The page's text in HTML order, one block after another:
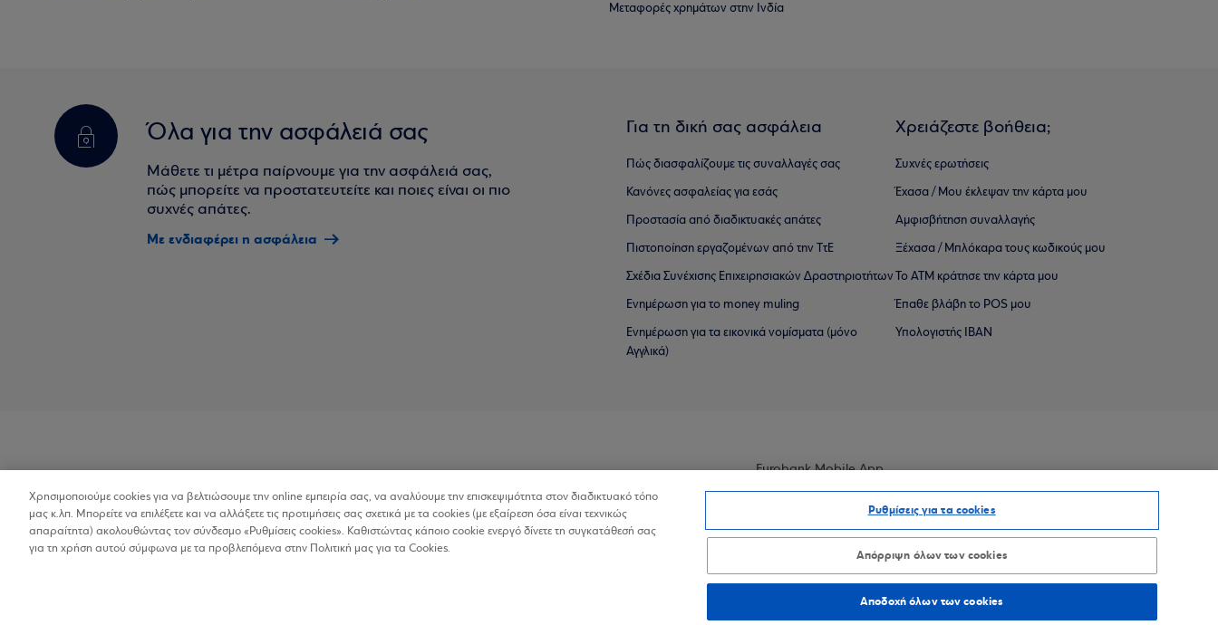
Μεταφορές χρημάτων στην Ινδία
Όλα για την ασφάλειά σας
Μάθετε τι μέτρα παίρνουμε για την ασφάλειά σας,
πώς μπορείτε να προστατευτείτε και ποιες είναι οι πιο
συχνές απάτες.
Με ενδιαφέρει η ασφάλεια
Για τη δική σας ασφάλεια
Πώς διασφαλίζουμε τις συναλλαγές σας
Κανόνες ασφαλείας για εσάς
Προστασία από διαδικτυακές απάτες
Πιστοποίηση εργαζομένων από την ΤτΕ
Σχέδια Συνέχισης Επιχειρησιακών ∆ραστηριοτήτων
Ενημέρωση για το money muling
Ενημέρωση για τα εικονικά νομίσματα (μόνο
Αγγλικά)
Χρειάζεστε βοήθεια;
Συχνές ερωτήσεις
Έχασα / Μου έκλεψαν την κάρτα μου
Αμφισβήτηση συναλλαγής
Ξέχασα / Μπλόκαρα τους κωδικούς μου
Το ΑΤΜ κράτησε την κάρτα μου
Έπαθε βλάβη το POS μου
Υπολογιστής IBAN
Προσβασιμότητα
Eurobank Mobile App
Πολιτική Cookies
Χρησιμοποιούμε cookies για να βελτιώσουμε την online εμπειρία σας, να αναλύουμε την επισκεψιμότητα στον διαδικτυακό τόπο
μας κ.λπ. Μπορείτε να επιλέξετε και να αλλάξετε τις προτιμήσεις σας σχετικά με τα cookies (με εξαίρεση όσα είναι τεχνικώς
απαραίτητα) ακολουθώντας τον σύνδεσμο «Ρυθμίσεις cookies». Καθιστώντας κάποιο cookie ενεργό δίνετε τη συγκατάθεσή σας
για τη χρήση αυτού σύμφωνα με τα προβλεπόμενα στην Πολιτική μας για τα Cookies.
Ρυθμίσεις για τα cookies
Απόρριψη όλων των cookies
Αποδοχή όλων των cookies